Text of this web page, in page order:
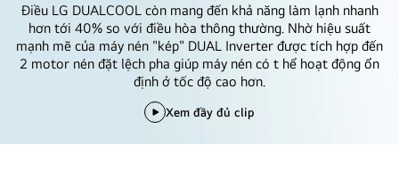
Điều LG DUALCOOL còn mang đến khả năng làm lạnh nhanh
hơn tới 40% so với điều hòa thông thường. Nhờ hiệu suất
mạnh mẽ của máy nén "kép" DUAL Inverter được tích hợp đến
2 motor nén đặt lệch pha giúp máy nén có t hể hoạt động ổn
định ở tốc độ cao hơn.
Xem đầy đủ clip